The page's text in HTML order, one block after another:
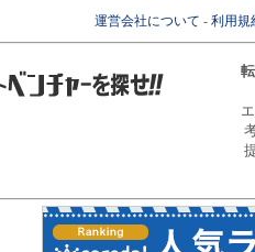
運営会社について - 利用規